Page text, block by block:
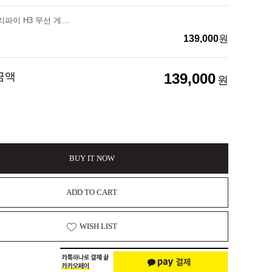
체리 엑스트리파이 H3 무선 게이밍 헤드셋
139,000원
액 139,000 원
BUY IT NOW
ADD TO CART
WISH LIST